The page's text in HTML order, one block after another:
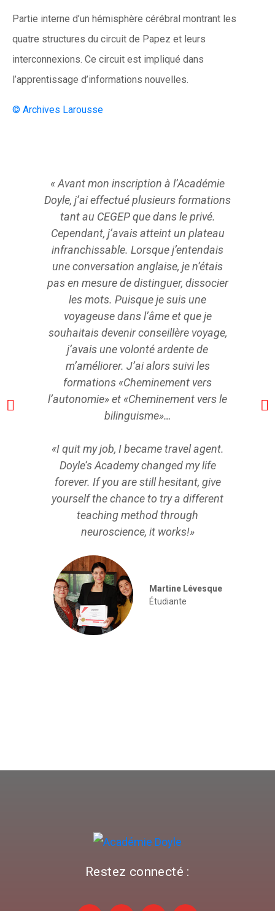
Partie interne d’un hémisphère cérébral montrant les
quatre structures du circuit de Papez et leurs
interconnexions. Ce circuit est impliqué dans
l’apprentissage d’informations nouvelles.
© Archives Larousse
« Avant mon inscription à l’Académie
Doyle, j’ai effectué plusieurs formations
tant au CEGEP que dans le privé.
Cependant, j’avais atteint un plateau
infranchissable. Lorsque j’entendais
une conversation anglaise, je n’étais
pas en mesure de distinguer, dissocier
les mots. Puisque je suis une
voyageuse dans l’âme et que je
souhaitais devenir conseillère voyage,
j’avais une volonté ardente de
m’améliorer. J’ai alors suivi les
formations «Cheminement vers
l’autonomie» et «Cheminement vers le
bilinguisme»…
«I quit my job, I became travel agent.
Doyle’s Academy changed my life
forever. If you are still hesitant, give
yourself the chance to try a different
teaching method through
neuroscience, it works!»
Martine Lévesque
Étudiante
Restez connecté :